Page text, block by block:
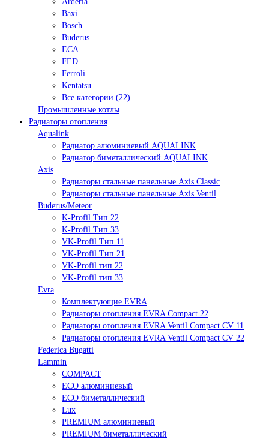
Baxi
Bosch
Buderus
ECA
FED
Ferroli
Kentatsu
Все категории (22)
Промышленные котлы
Радиаторы отопления
Aqualink
Радиатор алюминиевый AQUALINK
Радиатор биметаллический AQUALINK
Axis
Радиаторы стальные панельные Axis Classic
Радиаторы стальные панельные Axis Ventil
Buderus/Meteor
K-Profil Тип 22
K-Profil Тип 33
VK-Profil Тип 11
VK-Profil Тип 21
VK-Profil тип 22
VK-Profil тип 33
Evra
Комплектующие EVRA
Радиаторы отопления EVRA Compact 22
Радиаторы отопления EVRA Ventil Compact CV 11
Радиаторы отопления EVRA Ventil Compact CV 22
Federica Bugatti
Lammin
COMPACT
ECO алюминиевый
ECO биметаллический
Lux
PREMIUM алюминиевый
PREMIUM биметаллический